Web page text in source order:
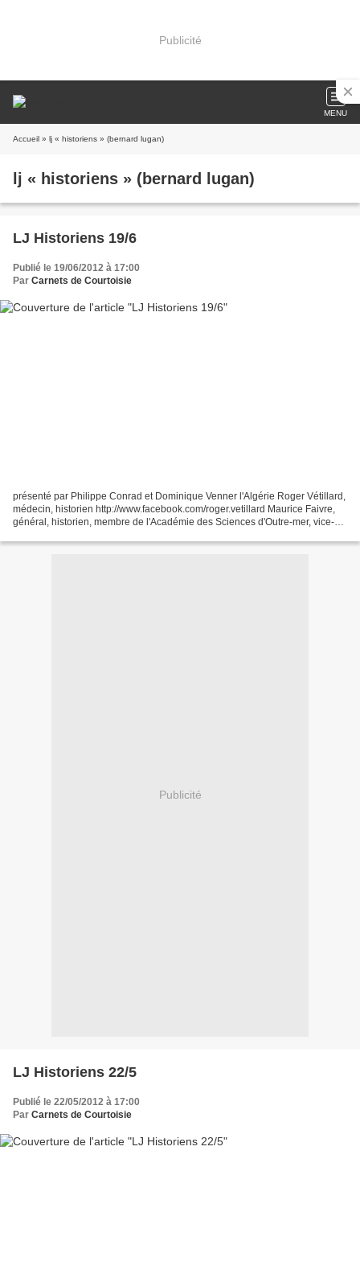
Publicité
MENU
Accueil » lj « historiens » (bernard lugan)
lj « historiens » (bernard lugan)
LJ Historiens 19/6
Publié le 19/06/2012 à 17:00
Par Carnets de Courtoisie
présenté par Philippe Conrad et Dominique Venner l'Algérie Roger Vétillard,
médecin, historien http://www.facebook.com/roger.vetillard Maurice Faivre,
général, historien, membre de l'Académie des Sciences d'Outre-mer, vice-
Publicité
LJ Historiens 22/5
Publié le 22/05/2012 à 17:00
Par Carnets de Courtoisie